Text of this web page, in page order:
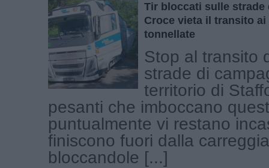
Tir bloccati sulle strade
Croce vieta il transito ai
tonnellate
Stop al transito
strade di
territorio di
pesanti che imboccano
puntualmente vi restano
finiscono fuori dalla
bloccandole [...]